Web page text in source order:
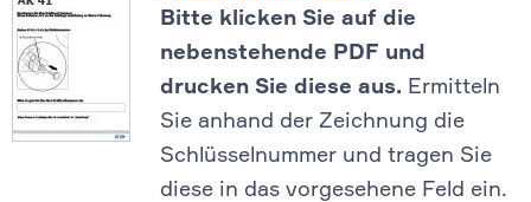
Bitte klicken Sie auf die
nebenstehende PDF und
drucken Sie diese aus. Ermitteln
Sie anhand der Zeichnung die
Schlüsselnummer und tragen Sie
diese in das vorgesehene Feld ein.